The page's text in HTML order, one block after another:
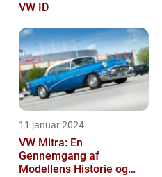
VW ID
11 januar 2024
VW Mitra: En
Gennemgang af
Modellens Historie og